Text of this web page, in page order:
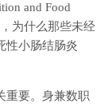
and Food
为什么那些未经
性小肠结肠炎
重要。身兼数职